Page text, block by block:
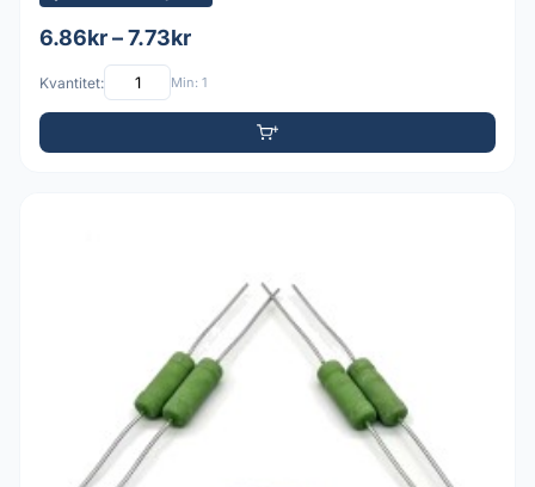
6.86kr – 7.73kr
Kvantitet: Min: 1